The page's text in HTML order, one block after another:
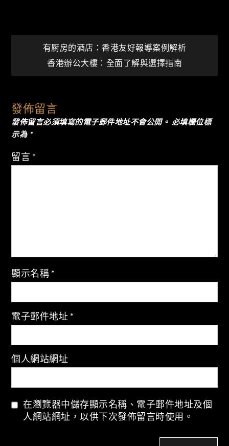
章
導
覽
有厨房的酒店：香港友好報導案例解析
香港辦公大樓：全面了解與選擇指南
發佈留言
發佈留言必須填寫的電子郵件地址不會公開。 必填欄位標
示為 *
留言 *
顯示名稱 *
電子郵件地址 *
個人網站網址
在瀏覽器中儲存顯示名稱、電子郵件地址及個
人網站網址，以供下次發佈留言時使用。